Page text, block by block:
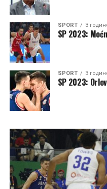
SPORT 3
SP 2023:
SPORT 3
SP 2023: